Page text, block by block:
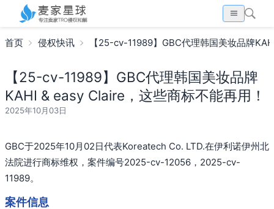
首页 侵权快讯 【25-cv-11989】GBC代理韩国美妆品牌
【25-cv-11989】GBC代理韩国美妆品牌
KAHI & easy Claire，这些商标不能再用！
2025年10月03日
GBC于2025年10月02日代表Koreatech Co. LTD.在伊利诺伊州北
法院进行商标维权，案件编号2025-cv-12056，2025-cv-
11989。
案件信息